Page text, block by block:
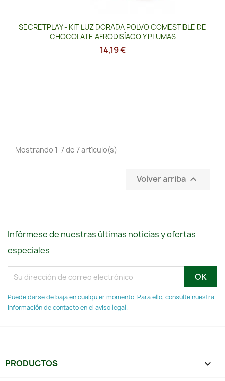
SECRETPLAY - KIT LUZ DORADA POLVO COMESTIBLE DE
CHOCOLATE AFRODISÍACO Y PLUMAS
14,19 €
Mostrando 1-7 de 7 artículo(s)
Volver arriba 
Infórmese de nuestras últimas noticias y ofertas
especiales
Puede darse de baja en cualquier momento. Para ello, consulte nuestra
información de contacto en el aviso legal.
PRODUCTOS 